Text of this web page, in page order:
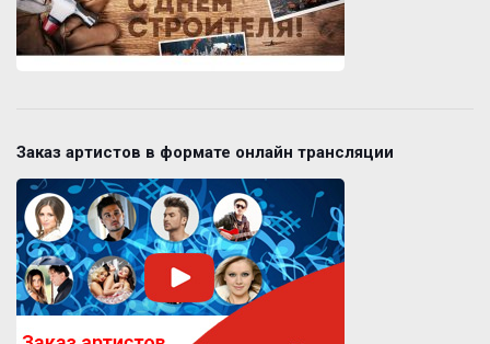
Заказ артистов в формате онлайн трансляции